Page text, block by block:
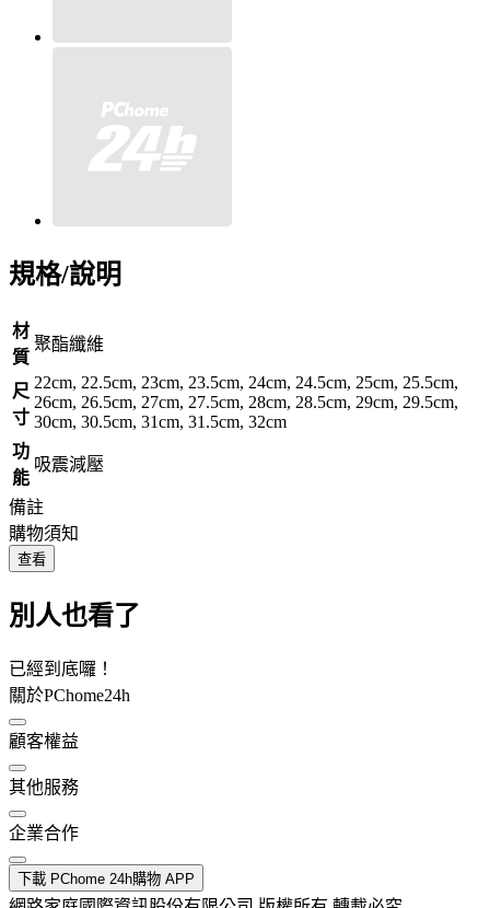
規格/說明
材
質
聚酯纖維
尺
寸
22cm, 22.5cm, 23cm, 23.5cm, 24cm, 24.5cm, 25cm, 25.5cm,
26cm, 26.5cm, 27cm, 27.5cm, 28cm, 28.5cm, 29cm, 29.5cm,
30cm, 30.5cm, 31cm, 31.5cm, 32cm
功
能
吸震減壓
備註
購物須知
查看
別人也看了
已經到底囉！
關於PChome24h
顧客權益
其他服務
企業合作
下載 PChome 24h購物 APP